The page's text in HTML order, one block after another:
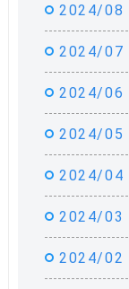
2024/08
2024/07
2024/06
2024/05
2024/04
2024/03
2024/02